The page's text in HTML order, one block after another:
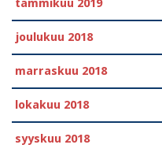
tammikuu 2019
joulukuu 2018
marraskuu 2018
lokakuu 2018
syyskuu 2018